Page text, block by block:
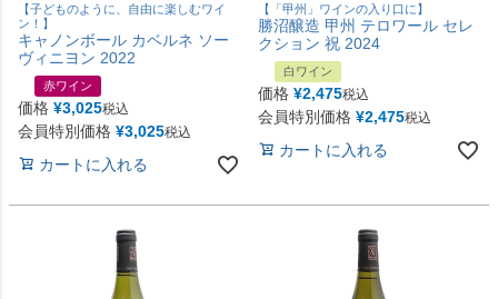
【子どものように、自由に楽しむワイ
ン！】
キャノンボール カベルネ ソー
ヴィニヨン 2022
赤ワイン
価格 ¥3,025税込
会員特別価格 ¥3,025税込
カートに入れる
【「甲州」ワインの入り口に】
勝沼醸造 甲州 テロワール セレ
クション 祝 2024
白ワイン
価格 ¥2,475税込
会員特別価格 ¥2,475税込
カートに入れる